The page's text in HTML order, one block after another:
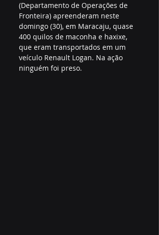
(Departamento de Operações de
Fronteira) apreenderam neste
domingo (30), em Maracaju, quase
400 quilos de maconha e haxixe,
que eram transportados em um
veículo Renault Logan. Na ação
ninguém foi preso.